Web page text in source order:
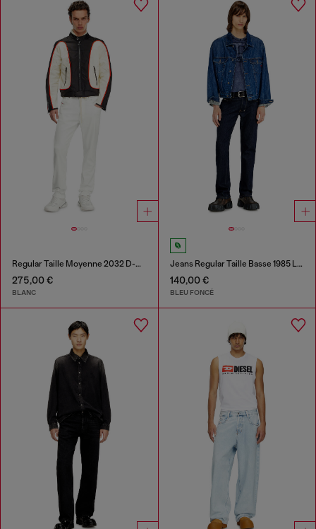
Regular Taille Moyenne 2032 D-Krooley Joggjeans®
275,00 €
BLANC
Jeans Regular Taille Basse 1985 Larkee
140,00 €
BLEU FONCÉ